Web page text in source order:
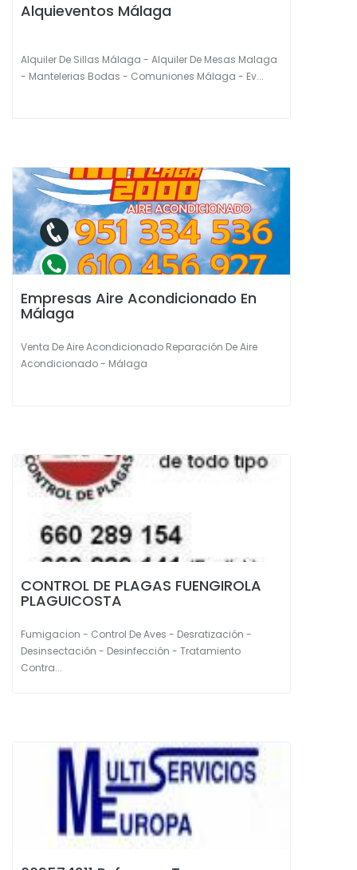
Alquieventos Málaga
Alquiler De Sillas Málaga - Alquiler De Mesas Malaga
- Mantelerias Bodas - Comuniones Málaga - Ev...
Empresas Aire Acondicionado En
Málaga
Venta De Aire Acondicionado Reparación De Aire
Acondicionado - Málaga
CONTROL DE PLAGAS FUENGIROLA
PLAGUICOSTA
Fumigacion - Control De Aves - Desratización -
Desinsectación - Desinfección - Tratamiento
Contra...